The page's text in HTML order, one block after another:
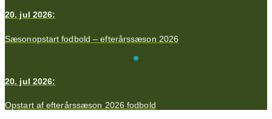
20. jul 2026:
Sæsonopstart fodbold – efterårssæson 2026
20. jul 2026:
Opstart af efterårssæson 2026 fodbold